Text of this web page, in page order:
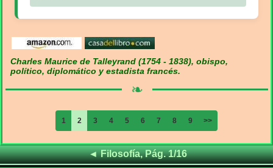
Charles Maurice de Talleyrand (1754 - 1838), obispo,
político, diplomático y estadista francés.
❧
1 2 3 4 5 6 7 8 9 >>
◄Frases de
Filosofía, Pág. 1/16